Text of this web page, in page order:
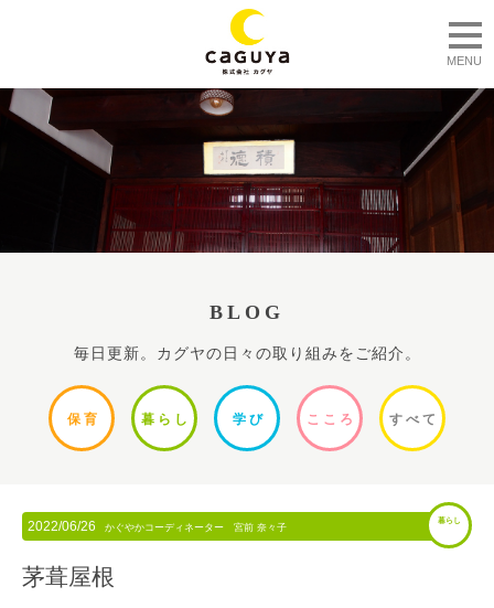
MENU
BLOG
毎日更新。カグヤの日々の取り組みをご紹介。
保 育 暮ら し 学 び ここ ろ すべて
2022/06/26 かぐやかコーディネーター 宮前 奈々子
暮らし
茅葺屋根